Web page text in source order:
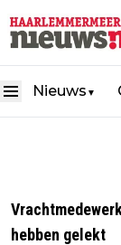
Nieuws ▼
hebben gelekt